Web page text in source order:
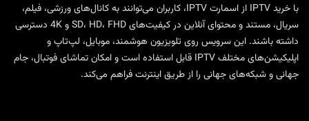
با خرید IPTV ازاسمارت IPTV
، کاربران می‌توانند به کانال‌های ورزشی، فیلم،
سریال، مستند و محتوای آنلاین در کیفیت‌های SD، HD، FHD و 4K دسترسی
داشته باشند. این سرویس روی تلویزیون هوشمند، موبایل، لپ‌تاپ و
اپلیکیشن‌های مختلف IPTV قابل استفاده است و امکان تماشای فوتبال، جام
جهانی و شبکه‌های جهانی را از طریق اینترنت فراهم می‌کند.